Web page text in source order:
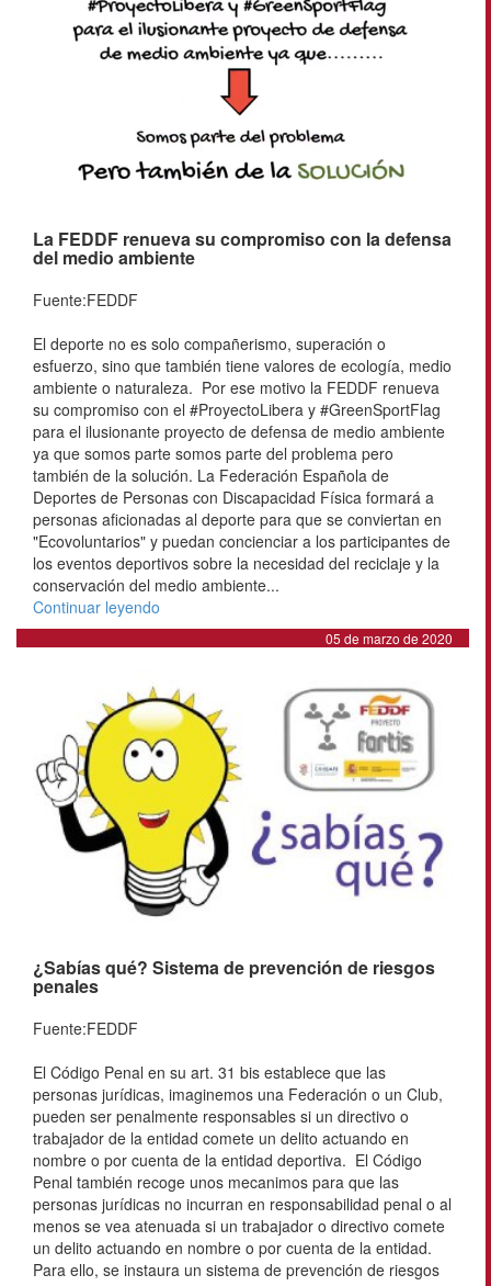
La FEDDF renueva su compromiso con la defensa
del medio ambiente
Fuente:FEDDF
El deporte no es solo compañerismo, superación o
esfuerzo, sino que también tiene valores de ecología, medio
ambiente o naturaleza. Por ese motivo la FEDDF renueva
su compromiso con el #ProyectoLibera y #GreenSportFlag
para el ilusionante proyecto de defensa de medio ambiente
ya que somos parte somos parte del problema pero
también de la solución. La Federación Española de
Deportes de Personas con Discapacidad Física formará a
personas aficionadas al deporte para que se conviertan en
"Ecovoluntarios" y puedan concienciar a los participantes de
los eventos deportivos sobre la necesidad del reciclaje y la
conservación del medio ambiente...
Continuar leyendo
05 de marzo de 2020
¿Sabías qué? Sistema de prevención de riesgos
penales
Fuente:FEDDF
El Código Penal en su art. 31 bis establece que las
personas jurídicas, imaginemos una Federación o un Club,
pueden ser penalmente responsables si un directivo o
trabajador de la entidad comete un delito actuando en
nombre o por cuenta de la entidad deportiva. El Código
Penal también recoge unos mecanimos para que las
personas jurídicas no incurran en responsabilidad penal o al
menos se vea atenuada si un trabajador o directivo comete
un delito actuando en nombre o por cuenta de la entidad.
Para ello, se instaura un sistema de prevención de riesgos